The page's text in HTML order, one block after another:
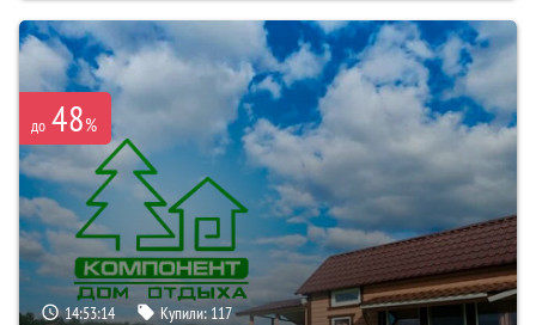
до 48%
14:53:13 Купили: 117